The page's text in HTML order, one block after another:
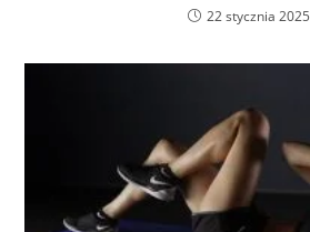
22 stycznia 2025